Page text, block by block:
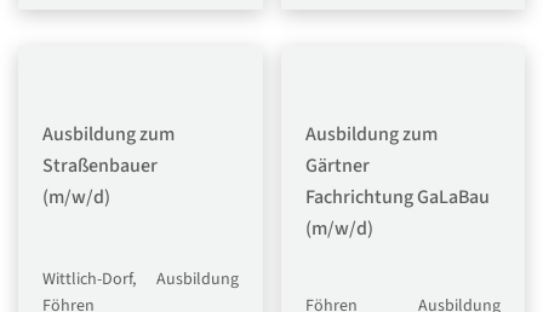
Ausbildung zum
Straßenbauer
(m/w/d)
Wittlich-Dorf,
Föhren
Ausbildung
Ausbildung zum
Gärtner
Fachrichtung GaLaBau
(m/w/d)
Föhren Ausbildung